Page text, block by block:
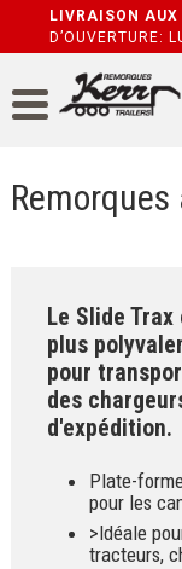
LIVRAISON
D’OUVERTURE:
Le Slide
plus
pour
des
d'expédition.
Plate-
pour les
>Idéale
tracteurs,